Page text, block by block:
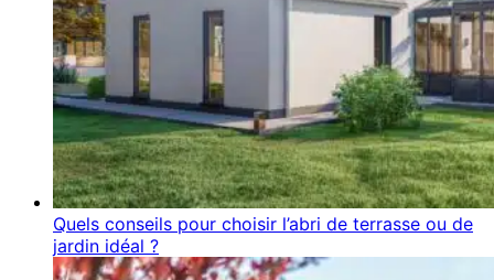
Quels conseils pour choisir l’abri de terrasse ou de
jardin idéal ?